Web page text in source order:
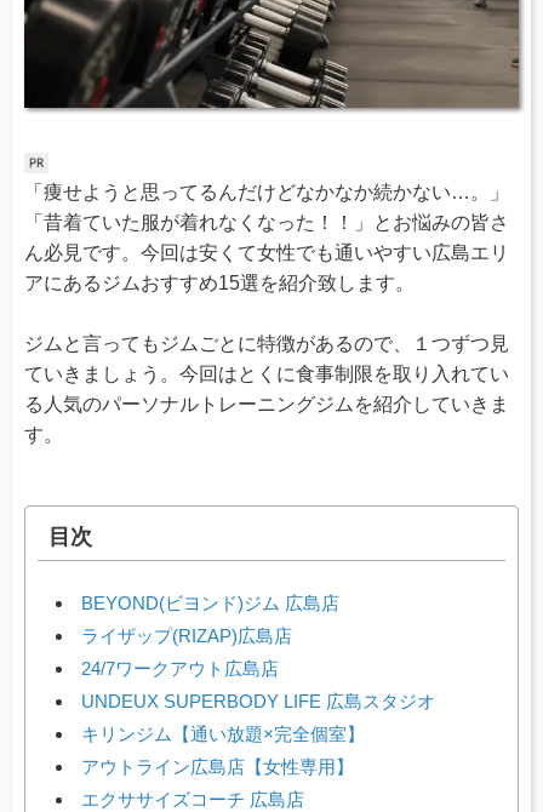
「痩せようと思ってるんだけどなかなか続かない…。」
「昔着ていた服が着れなくなった！！」とお悩みの皆さ
ん必見です。今回は安くて女性でも通いやすい広島エリ
アにあるジムおすすめ15選を紹介致します。
ジムと言ってもジムごとに特徴があるので、１つずつ見
ていきましょう。今回はとくに食事制限を取り入れてい
る人気のパーソナルトレーニングジムを紹介していきま
す。
目次
BEYOND(ビヨンド)ジム 広島店
ライザップ(RIZAP)広島店
24/7ワークアウト広島店
UNDEUX SUPERBODY LIFE 広島スタジオ
キリンジム【通い放題×完全個室】
アウトライン広島店【女性専用】
エクササイズコーチ 広島店